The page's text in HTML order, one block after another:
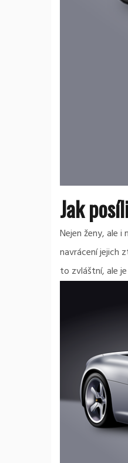
Jak
Nejen ženy, ale
navrácení jejich
to zvláštní, ale